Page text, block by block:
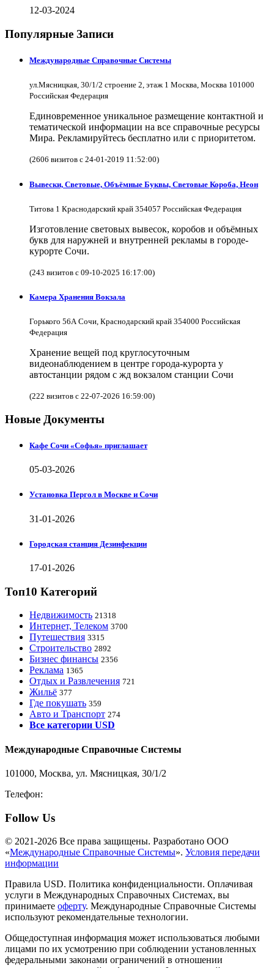
12-03-2024
Популярные Записи
Международные Справочные Системы
ул.Мясницкая, 30/1/2 строение 2, этаж 1 Москва, Москва 101000
Российская Федерация
Единовременное уникальное размещение контактной и
тематической информации на все справочные ресурсы
Мира. Рекламируйтесь бесплатно или с приоритетом.
(2606 визитов с 24-01-2019 11:52:00)
Вывески, Световые, Объёмные Буквы, Световые Короба, Неон
Титова 1 Краснодарский край 354057 Российская Федерация
Изготовление световых вывесок, коробов и объёмных
букв для наружней и внутренней рекламы в городе-
курорте Сочи.
(243 визитов с 09-10-2025 16:17:00)
Камера Хранения Вокзала
Горького 56А Сочи, Краснодарский край 354000 Российская
Федерация
Хранение вещей под круглосуточным
видеонаблюдением в центре города-курорта у
автостанции рядом с жд вокзалом станции Сочи
(222 визитов с 22-07-2026 16:59:00)
Новые Документы
Кафе Сочи «Софья» приглашает
05-03-2026
Установка Пергол в Москве и Сочи
31-01-2026
Городская станция Дезинфекции
17-01-2026
Топ10 Категорий
Недвижимость 21318
Интернет, Телеком 3700
Путешествия 3315
Строительство 2892
Бизнес финансы 2356
Реклама 1365
Отдых и Развлечения 721
Жильё 377
Где покушать 359
Авто и Транспорт 274
Все категории USD
Международные Справочные Системы
101000, Москва, ул. Мясницкая, 30/1/2
Телефон:
Follow Us
© 2021-2026 Все права защищены. Разработано ООО
«Международные Справочные Системы». Условия передачи
информации
Правила USD. Политика конфиденциальности. Оплачивая
услуги в Международных Справочных Системах, вы
принимаете оферту. Международные Справочные Системы
используют рекомендательные технологии.
Общедоступная информация может использоваться любыми
лицами по их усмотрению при соблюдении установленных
федеральными законами ограничений в отношении